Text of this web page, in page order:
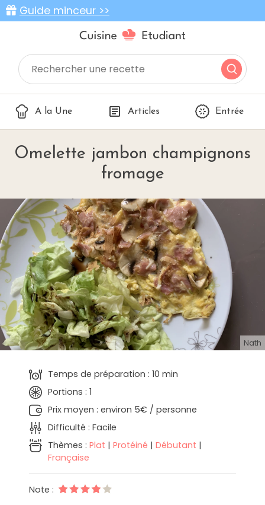
Guide minceur >>
A la Une Articles Entrée
Omelette jambon champignons
fromage
Nath
Temps de préparation : 10 min
Portions : 1
Prix moyen : environ 5€ / personne
Difficulté : Facile
Thèmes : Plat | Protéiné | Débutant |
Française
Note :